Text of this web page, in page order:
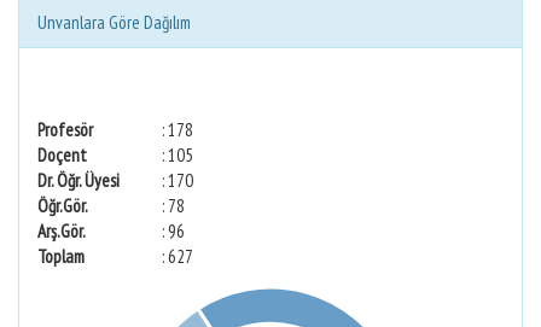
Unvanlara Göre Dağılım
Profesör
: 178
Doçent
: 105
Dr. Öğr. Üyesi
: 170
Öğr.Gör.
: 78
Arş.Gör.
: 96
Toplam
: 627